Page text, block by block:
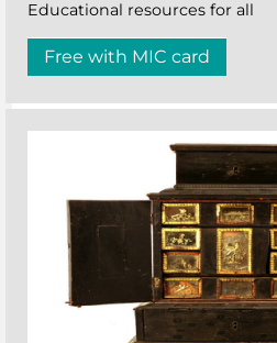
Educational resources for all
Free with MIC card